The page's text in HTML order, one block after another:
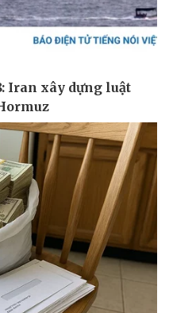
Podcast
Câu chuyện thời sự